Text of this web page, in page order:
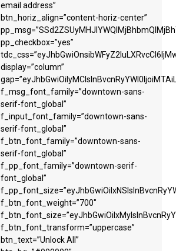
email address”
btn_horiz_align=”content-horiz-center”
pp_checkbox=”yes”
display=”column”
f_msg_font_family=”downtown-sans-
serif-font_global”
f_input_font_family=”downtown-sans-
serif-font_global”
f_btn_font_family=”downtown-sans-
serif-font_global”
f_pp_font_family=”downtown-serif-
font_global”
f_btn_font_weight=”700″
f_btn_font_transform=”uppercase”
btn_text=”Unlock All”